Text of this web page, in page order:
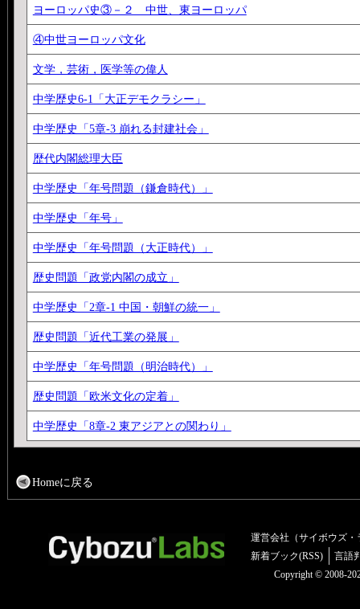
ヨーロッパ史③－２ 中世、東ヨーロッパ
④中世ヨーロッパ文化
文学，芸術，医学等の偉人
中学歴史6-1「大正デモクラシー」
中学歴史「5章-3 崩れる封建社会」
歴代内閣総理大臣
中学歴史「年号問題（鎌倉時代）」
中学歴史「年号」
中学歴史「年号問題（大正時代）」
歴史問題「政党内閣の成立」
中学歴史「2章-1 中国・朝鮮の統一」
歴史問題「近代工業の発展」
中学歴史「年号問題（明治時代）」
歴史問題「欧米文化の定着」
中学歴史「8章-2 東アジアとの関わり」
Homeに戻る
運営会社（サイボウズ・
新着ブック(RSS)
言語
Copyright © 2008-